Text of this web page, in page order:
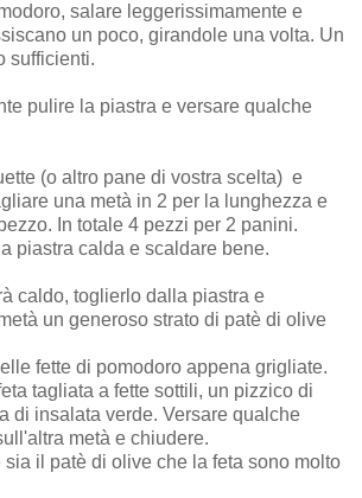
salare leggerissimamente e
un poco, girandole una volta. Un
sufficienti.
pulire la piastra e versare qualche
(o altro pane di vostra scelta) e
una metà in 2 per la lunghezza e
In totale 4 pezzi per 2 panini.
piastra calda e scaldare bene.
caldo, toglierlo dalla piastra e
un generoso strato di patè di olive
fette di pomodoro appena grigliate.
tagliata a fette sottili, un pizzico di
di insalata verde. Versare qualche
metà e chiudere.
sia il patè di olive che la feta sono molto